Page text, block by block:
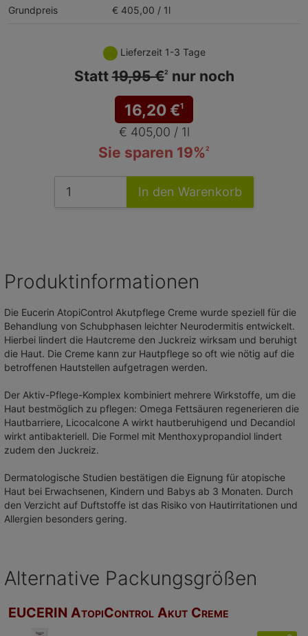
Grundpreis € 405,00 / 1l
Lieferzeit 1-3 Tage
Statt19,95 €2 nur noch
16,20 €1
€ 405,00 / 1l
Sie sparen 19%2
In den Warenkorb
Produktinformationen
Die Eucerin AtopiControl Akutpflege Creme wurde speziell für die
Behandlung von Schubphasen leichter Neurodermitis entwickelt.
Hierbei lindert die Hautcreme den Juckreiz wirksam und beruhigt
die Haut. Die Creme kann zur Hautpflege so oft wie nötig auf die
betroffenen Hautstellen aufgetragen werden.
Der Aktiv-Pflege-Komplex kombiniert mehrere Wirkstoffe, um die
Haut bestmöglich zu pflegen: Omega Fettsäuren regenerieren die
Hautbarriere, Licocalcone A wirkt hautberuhigend und Decandiol
wirkt antibakteriell. Die Formel mit Menthoxypropandiol lindert
zudem den Juckreiz.
Dermatologische Studien bestätigen die Eignung für atopische
Haut bei Erwachsenen, Kindern und Babys ab 3 Monaten. Durch
den Verzicht auf Duftstoffe ist das Risiko von Hautirritationen und
Allergien besonders gering.
Alternative Packungsgrößen
EUCERIN AtopiControl Akut Creme